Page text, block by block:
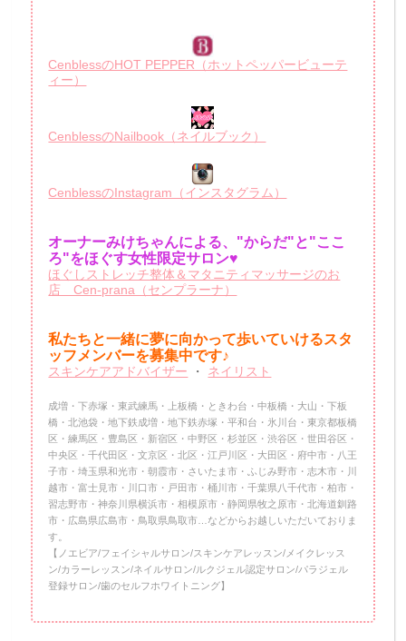
CenblessのHOT PEPPER（ホットペッパービューテ
ィー）
CenblessのNailbook（ネイルブック）
CenblessのInstagram（インスタグラム）
オーナーみけちゃんによる、"からだ"と"ここ
ろ"をほぐす女性限定サロン♥
ほぐしストレッチ整体＆マタニティマッサージのお
店 Cen-prana（センプラーナ）
私たちと一緒に夢に向かって歩いていけるスタ
ッフメンバーを募集中です♪
スキンケアアドバイザー ・ ネイリスト
成増・下赤塚・東武練馬・上板橋・ときわ台・中板橋・大山・下板
橋・北池袋・地下鉄成増・地下鉄赤塚・平和台・氷川台・東京都板橋
区・練馬区・豊島区・新宿区・中野区・杉並区・渋谷区・世田谷区・
中央区・千代田区・文京区・北区・江戸川区・大田区・府中市・八王
子市・埼玉県和光市・朝霞市・さいたま市・ふじみ野市・志木市・川
越市・富士見市・川口市・戸田市・桶川市・千葉県八千代市・柏市・
習志野市・神奈川県横浜市・相模原市・静岡県牧之原市・北海道釧路
市・広島県広島市・鳥取県鳥取市…などからお越しいただいておりま
す。
【ノエビア/フェイシャルサロン/スキンケアレッスン/メイクレッス
ン/カラーレッスン/ネイルサロン/ルクジェル認定サロン/パラジェル
登録サロン/歯のセルフホワイトニング】